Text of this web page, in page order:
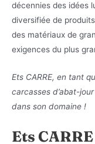
décennies des idées
diversifiée de
des matériaux de
exigences du plus
Ets CARRE, en tant
carcasses d’abat-
dans son domaine !
Ets